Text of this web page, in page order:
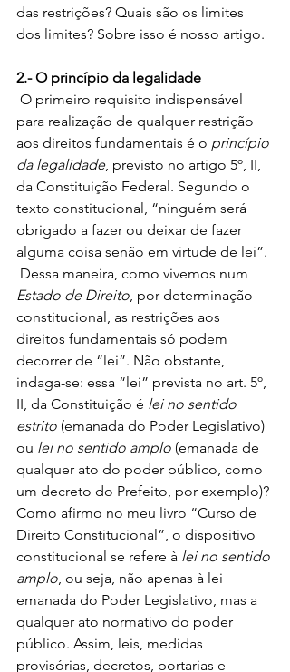
das restrições? Quais são os limites
dos limites? Sobre isso é nosso artigo.
2.- O princípio da legalidade
para realização de qualquer restrição
aos direitos fundamentais é o princípio
da legalidade, previsto no artigo 5º, II,
da Constituição Federal. Segundo o
texto constitucional, “ninguém será
obrigado a fazer ou deixar de fazer
alguma coisa senão em virtude de lei”.
Dessa maneira, como vivemos num
Estado de Direito, por determinação
constitucional, as restrições aos
direitos fundamentais só podem
decorrer de “lei”. Não obstante,
indaga-se: essa “lei” prevista no art. 5º,
II, da Constituição é lei no sentido
estrito (emanada do Poder Legislativo)
ou lei no sentido amplo (emanada de
qualquer ato do poder público, como
um decreto do Prefeito, por exemplo)?
Como afirmo no meu livro “Curso de
Direito Constitucional”, o dispositivo
constitucional se refere à lei no sentido
amplo, ou seja, não apenas à lei
emanada do Poder Legislativo, mas a
qualquer ato normativo do poder
público. Assim, leis, medidas
provisórias, decretos, portarias e